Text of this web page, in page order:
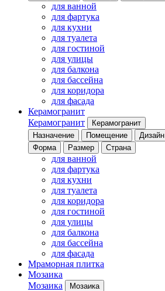
для ванной
для фартука
для кухни
для туалета
для гостиной
для улицы
для балкона
для бассейна
для коридора
для фасада
Керамогранит
Керамогранит
Керамогранит
Назначение
Помещение Дизайн
Форма
Размер Страна
для ванной
для фартука
для кухни
для туалета
для коридора
для гостиной
для улицы
для балкона
для бассейна
для фасада
Мраморная плитка
Мозаика
Мозаика
Мозаика